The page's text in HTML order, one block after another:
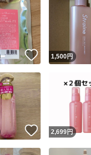
いいね！
1,500円
いいね！
2,699円